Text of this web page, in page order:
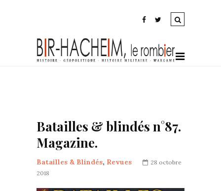
Batailles & blindés n°87.
Magazine.
Batailles & Blindés, Revues
28 octobre
2018